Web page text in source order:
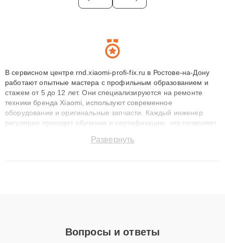
В сервисном центре rnd.xiaomi-profi-fix.ru в Ростове-на-Дону
работают опытные мастера с профильным образованием и
стажем от 5 до 12 лет. Они специализируются на ремонте
техники бренда Xiaomi, используют современное
оборудование и оригинальные запчасти. Каждый инженер
регулярно проходит обучение и сертификацию, что позволяет
технику с сохранением гарантии до 3 лет. Наши мастера
Развернуть
Вопросы и ответы